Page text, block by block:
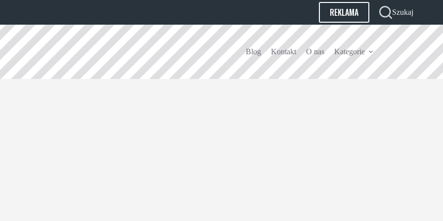
REKLAMA Szukaj
Blog Kontakt O nas Kategorie